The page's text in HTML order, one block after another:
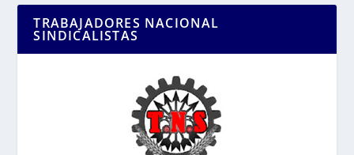
TRABAJADORES NACIONAL
SINDICALISTAS